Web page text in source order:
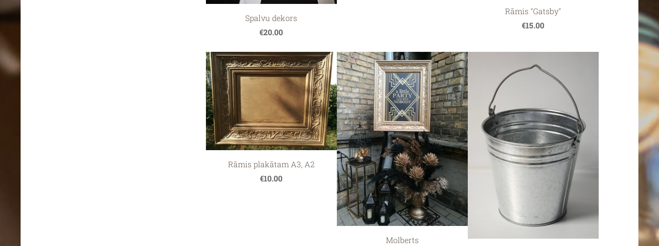
Spalvu dekors
€20.00
Rāmis "Gatsby"
€15.00
Rāmis plakātam A3, A2
€10.00
Molberts